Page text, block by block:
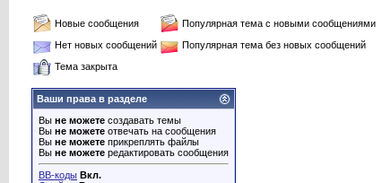
Новые сообщения
Популярная тема с новыми сообщениями
Нет новых сообщений
Популярная тема без новых сообщений
Тема закрыта
Ваши права в разделе
Вы не можете создавать темы
Вы не можете отвечать на сообщения
Вы не можете прикреплять файлы
Вы не можете редактировать сообщения
BB-коды Вкл.